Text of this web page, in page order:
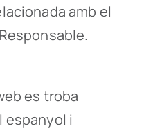
amb el
es troba
espanyol i